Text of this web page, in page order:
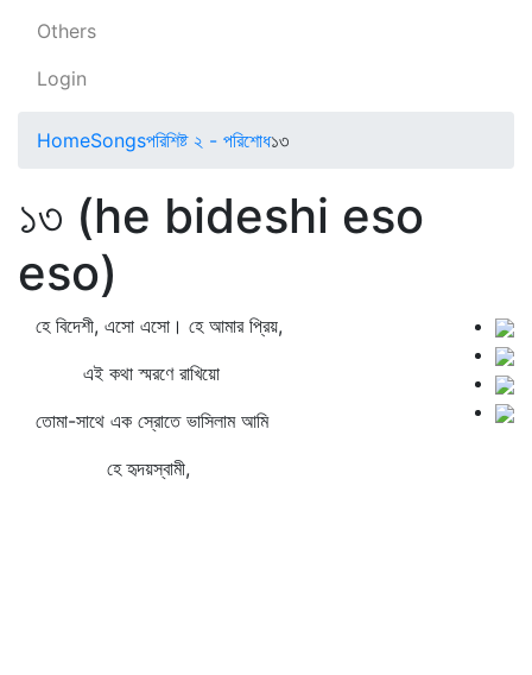
Others
Login
HomeSongsপরিশিষ্ট ২ - পরিশোধ১৩
১৩ (he bideshi eso
eso)
হে বিদেশী, এসো এসো। হে আমার প্রিয়,
এই কথা স্মরণে রাখিয়ো
তোমা-সাথে এক স্রোতে ভাসিলাম আমি
হে হৃদয়স্বামী,